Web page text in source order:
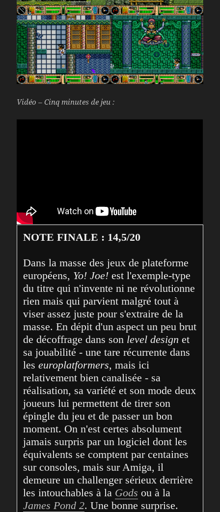
Vidéo – Cinq minutes de jeu :
NOTE FINALE : 14,5/20
Dans la masse des jeux de plateforme
européens, Yo! Joe! est l'exemple-type
du titre qui n'invente ni ne révolutionne
rien mais qui parvient malgré tout à
viser assez juste pour s'extraire de la
masse. En dépit d'un aspect un peu brut
de décoffrage dans son level design et
sa jouabilité - une tare récurrente dans
les europlatformers, mais ici
relativement bien canalisée - sa
réalisation, sa variété et son mode deux
joueurs lui permettent de tirer son
épingle du jeu et de passer un bon
moment. On n'est certes absolument
jamais surpris par un logiciel dont les
équivalents se comptent par centaines
sur consoles, mais sur Amiga, il
demeure un challenger sérieux derrière
les intouchables à la Gods
James Pond 2. Une bonne surprise.